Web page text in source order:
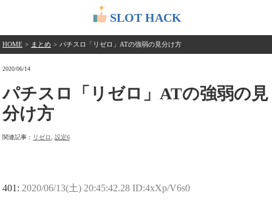
SLOT HACK
HOME > まとめ > パチスロ「リゼロ」ATの強弱の見分け方
2020/06/14
パチスロ「リゼロ」ATの強弱の見
分け方
関連記事： リゼロ 設定6
401: 2020/06/13(土) 20:45:42.28 ID:4xXp/V6s0